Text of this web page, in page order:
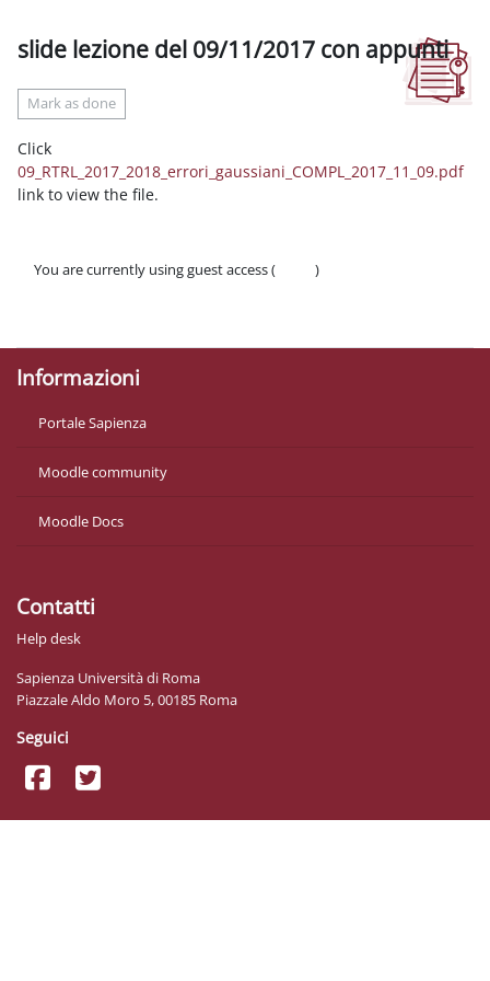
slide lezione del 09/11/2017 con appunti
Mark as done
Click
09_RTRL_2017_2018_errori_gaussiani_COMPL_2017_11_09.pdf
link to view the file.
You are currently using guest access (
)
Informazioni
Portale Sapienza
Moodle community
Moodle Docs
Contatti
Help desk
Sapienza Università di Roma
Piazzale Aldo Moro 5, 00185 Roma
Seguici